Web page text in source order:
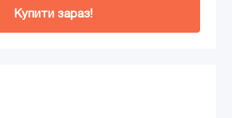
Купити зараз!